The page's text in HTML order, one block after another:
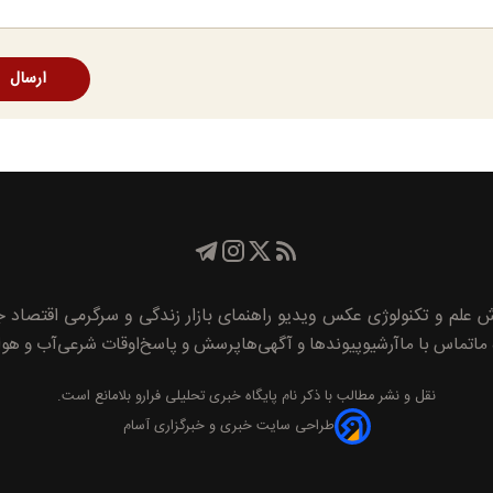
ارسال
علم و تکنولوژی عکس ویدیو راهنمای بازارزندگی و سرگرمی اقتصاد
ماتماس با ماآرشیوپیوند‌ها و آگهی‌هاپرسش و پاسخاوقات شرعیآب و
نقل و نشر مطالب با ذکر نام پايگاه خبری تحليلی فراروبلامانع است.
طراحی سایت خبری و خبرگزاری آسام